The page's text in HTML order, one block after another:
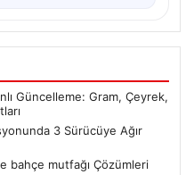
Güncelleme: Gram, Çeyrek,
3 Sürücüye Ağır
bahçe mutfağı Çözümleri